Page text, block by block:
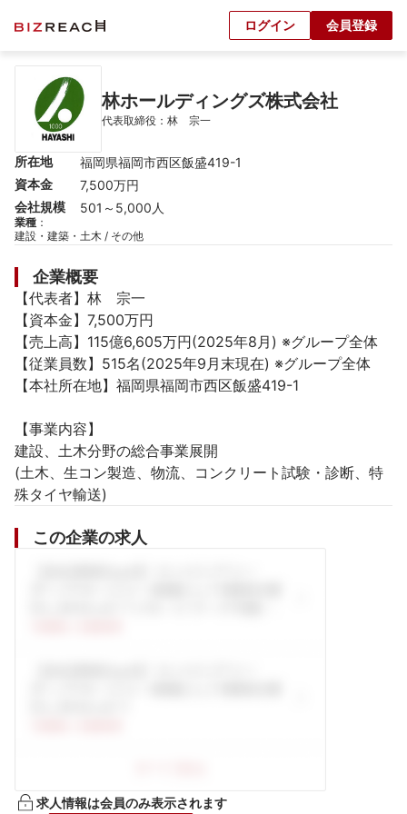
ログイン 会員登録
林ホールディングズ株式会社
代表取締役：林　宗一
所在地
福岡県福岡市西区飯盛419-1
資本金
7,500万円
会社規模
501～5,000人
業種 ：
建設・建築・土木 / その他
企業概要
【代表者】林　宗一
【資本金】7,500万円
【売上高】115億6,605万円(2025年8月) ※グループ全体
【従業員数】515名(2025年9月末現在) ※グループ全体
【本社所在地】福岡県福岡市西区飯盛419-1
【事業内容】
建設、土木分野の総合事業展開
(土木、生コン製造、物流、コンクリート試験・診断、特
殊タイヤ輸送)
この企業の求人
求人情報は会員のみ表示されます